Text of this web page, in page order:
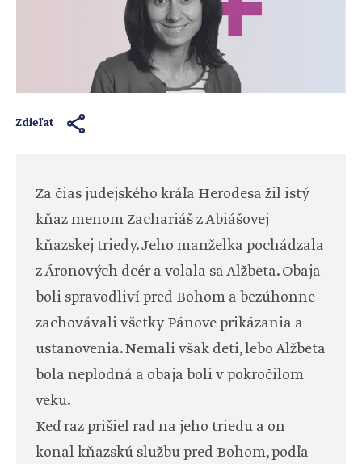
Zdieľať
Za čias judejského kráľa Herodesa žil istý
kňaz menom Zachariáš z Abiášovej
kňazskej triedy. Jeho manželka pochádzala
z Áronových dcér a volala sa Alžbeta. Obaja
boli spravodliví pred Bohom a bezúhonne
zachovávali všetky Pánove prikázania a
ustanovenia. Nemali však deti, lebo Alžbeta
bola neplodná a obaja boli v pokročilom
veku.
Keď raz prišiel rad na jeho triedu a on
konal kňazskú službu pred Bohom, podľa